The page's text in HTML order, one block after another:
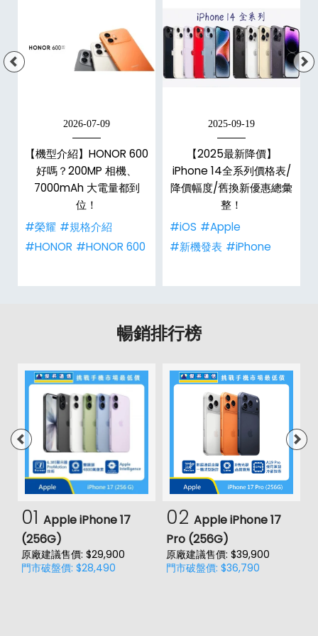
2026-07-09
【機型介紹】HONOR 600
好嗎？200MP 相機、
7000mAh 大電量都到
位！
#榮耀 #規格介紹
#HONOR #HONOR 600
2025-09-19
【2025最新降價】
iPhone 14全系列價格表/
降價幅度/舊換新優惠總彙
整！
#iOS #Apple
#新機發表 #iPhone
暢銷排行榜
01 Apple iPhone 17
(256G)
原廠建議售價: $29,900
門市破盤價: $28,490
02 Apple iPhone 17
Pro (256G)
原廠建議售價: $39,900
門市破盤價: $36,790